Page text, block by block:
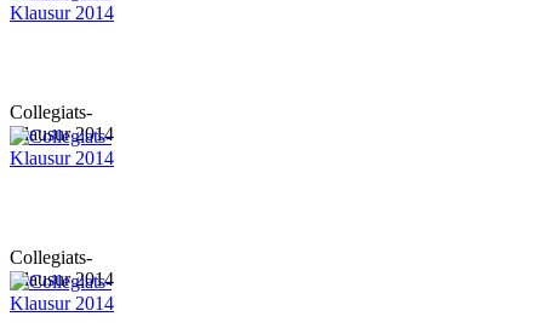
Collegiats-
Klausur 2014
Collegiats-
Klausur 2014